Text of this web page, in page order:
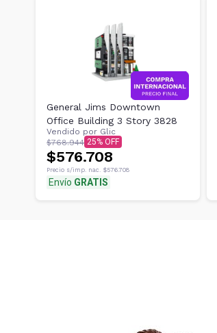
General Jims Downtown
Office Building 3 Story 3828
Vendido por Glic
$768.944 25
$576.708
Precio s/imp. nac. $576.708
Envío GRATIS